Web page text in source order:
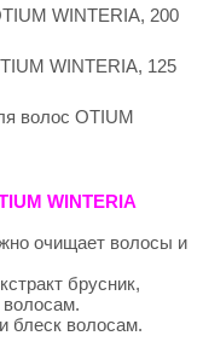
WINTERIA, 200
WINTERIA, 125
волос OTIUM
WINTERIA
очищает волосы и
брусник,
волосам.
блеск волосам.